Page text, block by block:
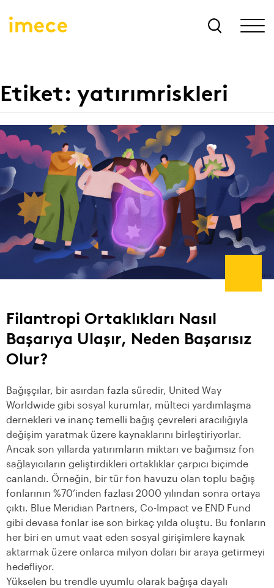
Etiket: yatırımriskleri
Filantropi Ortaklıkları Nasıl
Başarıya Ulaşır, Neden Başarısız
Olur?
Bağışçılar, bir asırdan fazla süredir, United Way
Worldwide gibi sosyal kurumlar, mülteci yardımlaşma
dernekleri ve inanç temelli bağış çevreleri aracılığıyla
değişim yaratmak üzere kaynaklarını birleştiriyorlar.
Ancak son yıllarda yatırımların miktarı ve bağımsız fon
sağlayıcıların geliştirdikleri ortaklıklar çarpıcı biçimde
canlandı. Örneğin, bir tür fon havuzu olan toplu bağış
fonlarının %70’inden fazlası 2000 yılından sonra ortaya
çıktı. Blue Meridian Partners, Co-Impact ve END Fund
gibi devasa fonlar ise son birkaç yılda oluştu. Bu fonların
her biri en umut vaat eden sosyal girişimlere kaynak
aktarmak üzere onlarca milyon doları bir araya getirmeyi
hedefliyor.
Yükselen bu trendle uyumlu olarak bağışa dayalı